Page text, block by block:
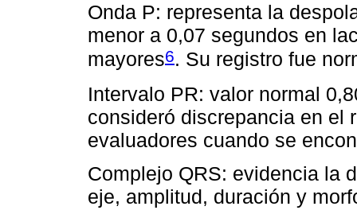
Onda P: representa la
menor a 0,07 segundos en
mayores6. Su registro fue
Intervalo PR: valor normal
consideró discrepancia en el
evaluadores cuando se
Complejo QRS: evidencia la
eje, amplitud, duración y